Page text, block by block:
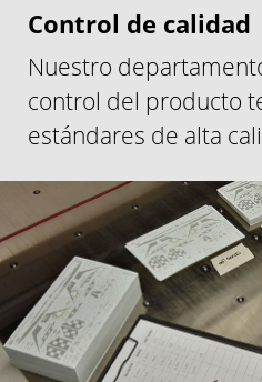
Control de calidad
Nuestro
control del producto
estándares de alta